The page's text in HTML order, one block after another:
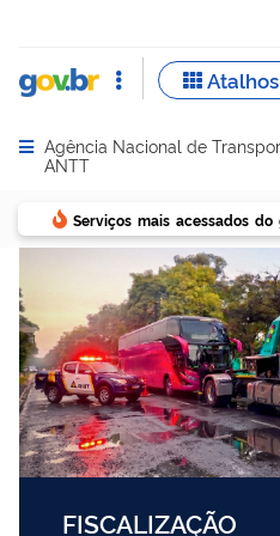
Abrir menu principal de
Agência Nacional de
ANTT
Serviços mais acessados
FISCALIZAÇÃO